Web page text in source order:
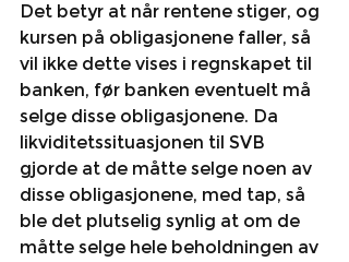
Det betyr at når rentene stiger, og
kursen på obligasjonene faller, så
vil ikke dette vises i regnskapet til
banken, før banken eventuelt må
selge disse obligasjonene. Da
likviditetssituasjonen til SVB
gjorde at de måtte selge noen av
disse obligasjonene, med tap, så
ble det plutselig synlig at om de
måtte selge hele beholdningen av